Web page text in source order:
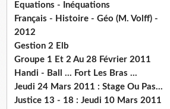
Equations - Inéquations
Français - Histoire - Géo (M. Volff) -
2012
Gestion 2 Elb
Groupe 1 Et 2 Au 28 Février 2011
Handi - Ball ... Fort Les Bras ...
Jeudi 24 Mars 2011 : Stage Ou Pas...
Justice 13 - 18 : Jeudi 10 Mars 2011